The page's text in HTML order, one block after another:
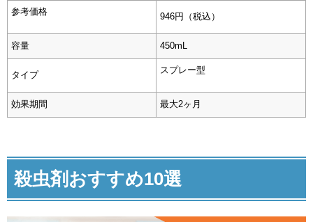
参考価格 946円（税込）
容量 450mL
タイプ スプレー型
効果期間 最大2ヶ月
殺虫剤おすすめ10選